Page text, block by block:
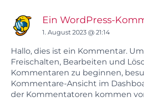
Ein WordPress-
1. August 2023 @ 21:14
Hallo, dies ist ein Kommentar.
Freischalten, Bearbeiten und
Kommentaren zu beginnen,
Kommentare-Ansicht im
der Kommentatoren kommen